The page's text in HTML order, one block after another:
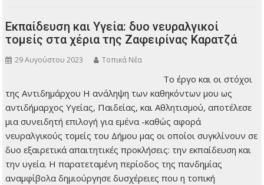
Εκπαίδευση και Υγεία: δυο νευραλγικοί
τομείς στα χέρια της Ζαφειρίνας Καρατζά
29 Αυγούστου 2023 Τοπικά Νέα
Το έργο και οι στόχοι
της Αντιδημάρχου Η ανάληψη των καθηκόντων μου ως
αντιδήμαρχος Υγείας, Παιδείας, και Αθλητισμού, αποτέλεσε
μια συνειδητή επιλογή για εμένα -καθώς αφορά
νευραλγικούς τομείς του Δήμου μας οι οποίοι συγκλίνουν σε
δυο εξαιρετικά απαιτητικές προκλήσεις: την εκπαίδευση και
την υγεία. Η παρατεταμένη περίοδος της πανδημίας
αναμφίβολα δημιούργησε δυσχέρειες που η τοπική